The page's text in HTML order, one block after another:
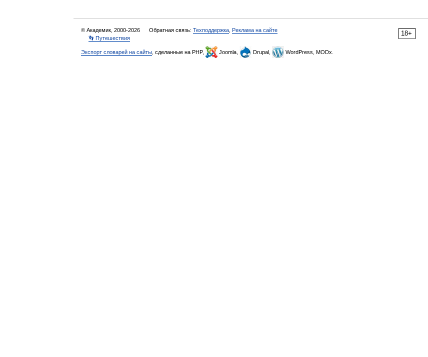
18+
© Академик, 2000-2026 Обратная связь: Техподдержка Реклама на сайте
👣 Путешествия
Экспорт словарей на сайты , сделанные на PHP, Joomla, Drupal, WordPress, MODx.